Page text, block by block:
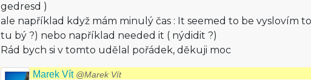
gedresd )
ale například když mám minulý čas : It seemed to be vyslovím
tu bý ?) nebo například needed it ( nýdidit ?)
Rád bych si v tomto udělal pořádek, děkuji moc
Marek Vít @Marek Vít